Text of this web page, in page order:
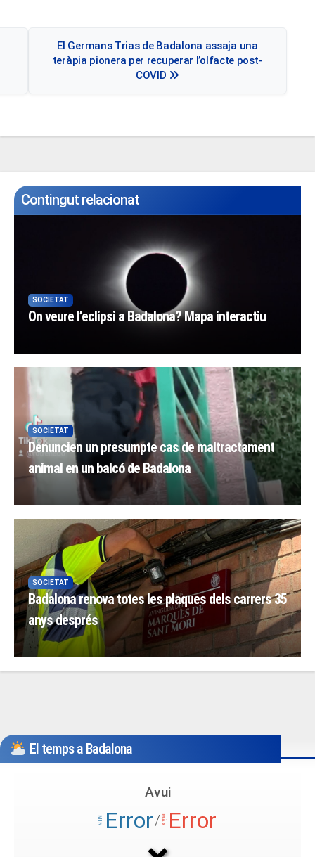
El Germans Trias de Badalona assaja una
teràpia pionera per recuperar l’olfacte post-
COVID
Contingut relacionat
SOCIETAT
On veure l’eclipsi a Badalona? Mapa interactiu
SOCIETAT
Denuncien un presumpte cas de maltractament
animal en un balcó de Badalona
SOCIETAT
Badalona renova totes les plaques dels carrers 35
anys després
El temps a Badalona